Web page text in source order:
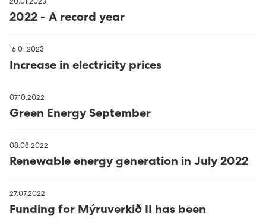
20.01.2023
2022 - A record year
16.01.2023
Increase in electricity prices
07.10.2022
Green Energy September
08.08.2022
Renewable energy generation in July 2022
27.07.2022
Funding for Mýruverkið II has been